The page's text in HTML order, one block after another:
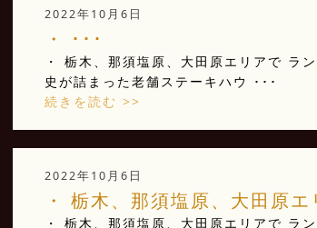
2022年10月6日
・ ･･･
・ 栃木、那須塩原、大田原エリアで ラ
史が詰まった老舗ステーキハウ ･･･
続きを読む >>
2022年10月6日
・ 栃木、那須塩原、大田原エ
・ 栃木、那須塩原、大田原エリアで ラ